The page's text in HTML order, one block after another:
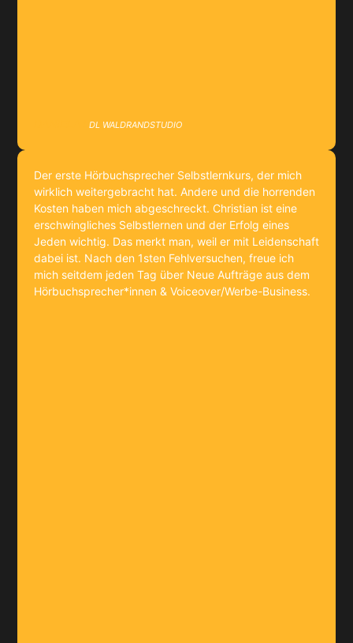
DL WALDRANDSTUDIO
Der erste Hörbuchsprecher Selbstlernkurs, der mich
wirklich weitergebracht hat. Andere und die horrenden
Kosten haben mich abgeschreckt. Christian ist eine
erschwingliches Selbstlernen und der Erfolg eines
Jeden wichtig. Das merkt man, weil er mit Leidenschaft
dabei ist. Nach den 1sten Fehlversuchen, freue ich
mich seitdem jeden Tag über Neue Aufträge aus dem
Hörbuchsprecher*innen & Voiceover/Werbe-Business.